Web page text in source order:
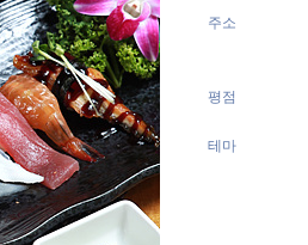
주소
평점
테마